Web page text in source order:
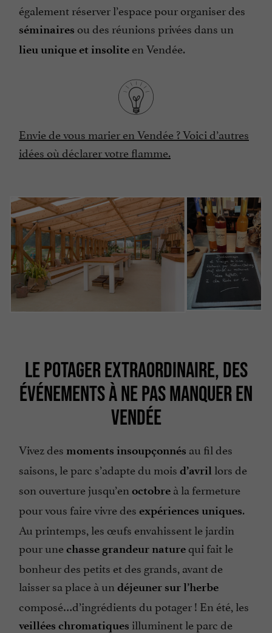
également réserver l’espace pour organiser des
séminaires ou des réunions privées dans un
lieu unique et insolite en Vendée.
Envie de vous marier en Vendée ? Voici d’autres
idées où déclarer votre flamme.
LE POTAGER EXTRAORDINAIRE, DES
ÉVÉNEMENTS À NE PAS MANQUER EN
VENDÉE
Vivez des moments insoupçonnés au fil des
saisons, le parc s’adapte du mois d’avril lors de
son ouverture jusqu’en octobre à la fermeture
pour vous faire vivre des expériences uniques.
Au printemps, les œufs envahissent le jardin
pour unechasse grandeur naturequi fait le
bonheur des petits et des grands, avant de
laisser sa place à un déjeuner sur l’herbe
composé…d’ingrédients du potager ! En été, les
veillées chromatiques illuminent le parc de